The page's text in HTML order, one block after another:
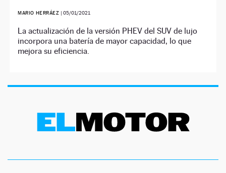
MARIO HERRÁEZ | 05/01/2021
La actualización de la versión PHEV del SUV de lujo
incorpora una batería de mayor capacidad, lo que
mejora su eficiencia.